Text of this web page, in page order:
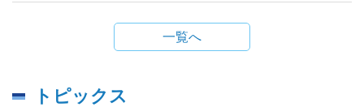
一覧へ
トピックス